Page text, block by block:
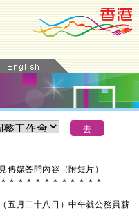
傳媒答問內容（附短片）
＊ ＊ ＊ ＊ ＊ ＊ ＊ ＊ ＊ ＊ ＊ ＊
月二十八日）中午就公務員薪